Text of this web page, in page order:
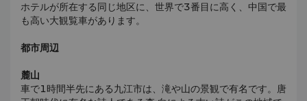
ホテルが所在する同じ地区に、世界で3番目に高く、中国で最
も高い大観覧車があります。
都市周辺
麓山
車で1時間半先にある九江市は、滝や山の景観で有名です。唐